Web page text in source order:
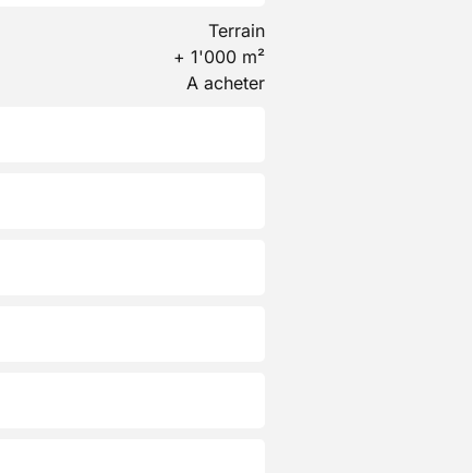
Terrain
+ 1'000 m²
A acheter